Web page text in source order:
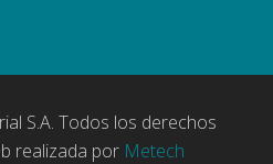
S.A. Todos los derechos
realizada por Metech